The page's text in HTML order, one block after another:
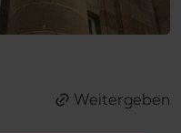
Weitergeben